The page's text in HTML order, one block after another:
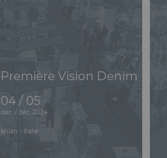
Première Vision Denim
04 / 05
déc. / déc. 2024
Milan - Italie